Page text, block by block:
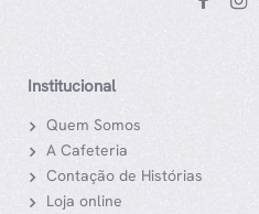
Institucional
Quem Somos
A Cafeteria
Contação de Histórias
Loja online